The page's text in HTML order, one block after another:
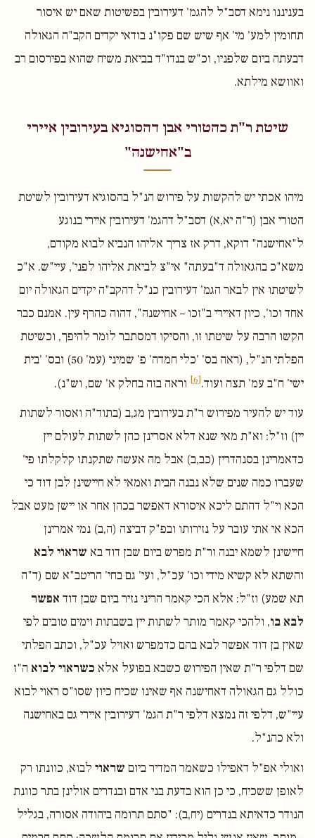
בעניננו נימא דסב"ל להגמ' דעירובין בפשיטות שאם יש איסור
תחומין למע' מי' אף שיש שם פקו"נ בודאי יקדים הקב"ה הגאולה
דבעתה ביום שלפניו, וכ"ש בנדו"ד בביאת משיח שהוא בפירסום רב
ואוושא מילתא.
שיטת ר"ת כהטורי אבן דהסוגיא בעירובין איירי
ב"אחישנה"
מיהו אכתי יש להקשות על פירוש הנ"ל בהסוגיא דעירובין לשיטת
הטורי אבן (ר"ה יא,א) דסב"ל דהגמ' דעירובין איירי בנוגע
ל"אחישנה" דוקא, דרק אז צריך אליהו הנביא לבוא מקודם,
משא"כ בהגאולה ד"בעתה" אי"צ לביאת אליהו לפני', עיי"ש. א"כ
לשיטתו אין לבאר הגמ' דעירובין כנ"ל דהקב"ה יקדים הגאולה יום
אחד וכו', כיון דאיירי ב"זכו – אחישנה", דהוה כהרף עין. אמנם כבר
הקשו הרבה על שיטתו זו, והסיקו דמסתבר לומר להיפך, וכשיטת
הפלתי הנ"ל, (ראה בס' 'כלי חמדה' פ' שמיני (עמ' 50) ובס' 'בית
ישי' ח"ב עמ' תצה ועוד.[6]
וראה בזה בחלק א' שם, וש"נ).
עוד יש להעיר מפירוש ר"ת בעירובין מג,ב (בתוד"ה ואסור לשתות
יין) וז"ל: וא"ת מאי שנא דלא אסרינן כהן לשתות לעולם יין
כדאמרינן בסנהדרין (כב,ב) אבל מה אעשה שתקנתו קלקלתו פי'
שעברו כמה שנים שלא נבנה הבית ואמאי לא חיישינן לבן דוד כי
הכא וי"ל דהתם ליכא איסורא דאפשר בכהן אחר או יישן מעט אבל
הכא אי אתי עובר על נזירותו ובפ"ק דביצה (ה,ב) נמי אמרינן
חיישינן לשמא יבנה ור"ת מפרש ביום שבן דוד בא שראוי לבא
והשתא לא קשיא מידי וכו' עכ"ל, ועי' גם בחי' הריטב"א שם (ד"ה
תא שמע) וז"ל: אלא הכי קאמר הריני נזיר ביום שבן דוד אפשר
לבא בו, ולהכי קאמר מותר לשתות יין בשבתות וימים טובים לפי
שאין בן דוד אפשר לבא בהם כדמפרש ואזיל עכ"ל, וכתב הפלתי
שם דלפי ר"ת שאין הפירוש כשבא בפועל אלא כשראוי לבוא ה"ז
כולל גם הגאולה דאחישנה אף שאינו שכיח כיון שסו"ס ראוי לבוא
עיי"ש, דלפי זה נמצא דלפי ר"ת הגמ' דעירובין איירי גם באחישנה
ולא כהנ"ל.
ואולי אפ"ל דאפילו כשאמר המדיר ביום שראוי לבוא, כוונתו רק
לאופן ששכיח, כי כן הוא בדעת בני אדם ובנדרים אזלינן בתר כוונת
הנודר כדאיתא בנדרים (יח,ב): "סתם תרומה ביהודה אסורה, בגליל